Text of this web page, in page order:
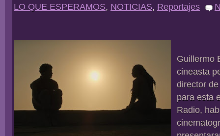
LO QUE ESPERAMOS, NOTICIAS, Reportajes
Guillermo
cineasta
director
para esta
Radio,